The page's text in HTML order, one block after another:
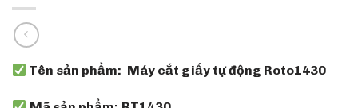
Tên sản phẩm: Máy cắt giấy tự động Roto1430